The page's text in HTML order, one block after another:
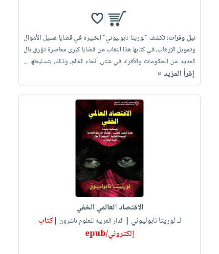
نيل وفرات:تكشف "لوريتا نابوليوني" الخبيرة في قضايا غسيل الأموال
وتمويل الإرهاب، في كتابها هذا النقاب عن قضايا كبرى معاصرة تؤرق بال
العديد من الحكومات والأفراد في شتى أنحاء العالم، وذلك، بتسليطها ...
إقرأ المزيد »
الاقتصاد العالمي الخفي
لـ لوريتا نابوليوني | الدار العربية للعلوم ناشرون |كتاب
إلكتروني/epub